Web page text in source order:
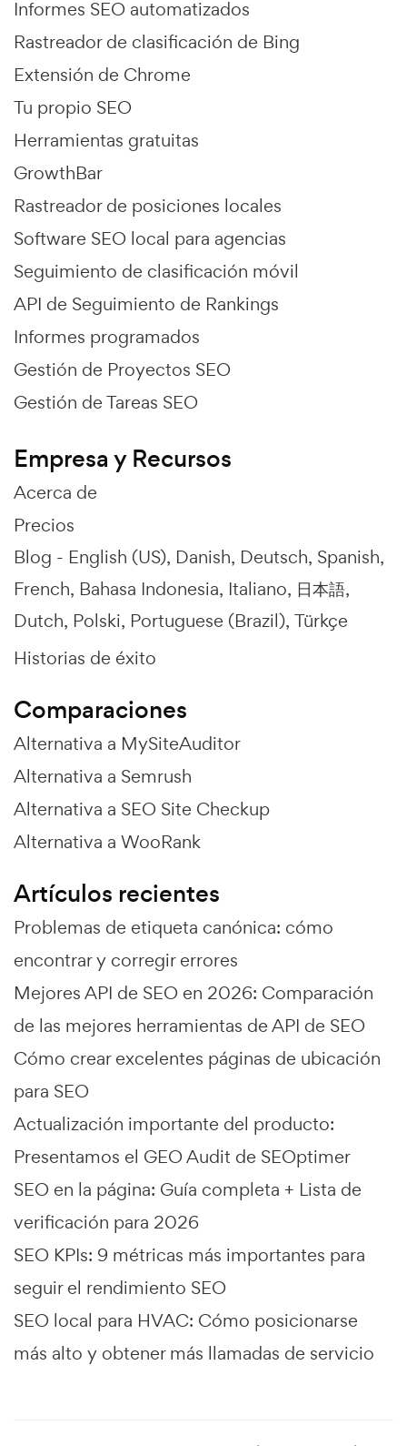
Informes SEO automatizados
Rastreador de clasificación de Bing
Extensión de Chrome
Tu propio SEO
Herramientas gratuitas
GrowthBar
Rastreador de posiciones locales
Software SEO local para agencias
Seguimiento de clasificación móvil
API de Seguimiento de Rankings
Informes programados
Gestión de Proyectos SEO
Gestión de Tareas SEO
Empresa y Recursos
Acerca de
Precios
Blog - English (US) Danish Deutsch Spanish
French Bahasa Indonesia Italiano 日本語
Dutch Polski Portuguese (Brazil) Türkçe
Historias de éxito
Comparaciones
Alternativa a MySiteAuditor
Alternativa a Semrush
Alternativa a SEO Site Checkup
Alternativa a WooRank
Artículos recientes
Problemas de etiqueta canónica: cómo
encontrar y corregir errores
Mejores API de SEO en 2026: Comparación
de las mejores herramientas de API de SEO
Cómo crear excelentes páginas de ubicación
para SEO
Actualización importante del producto:
Presentamos el GEO Audit de SEOptimer
SEO en la página: Guía completa + Lista de
verificación para 2026
SEO KPIs: 9 métricas más importantes para
seguir el rendimiento SEO
SEO local para HVAC: Cómo posicionarse
más alto y obtener más llamadas de servicio